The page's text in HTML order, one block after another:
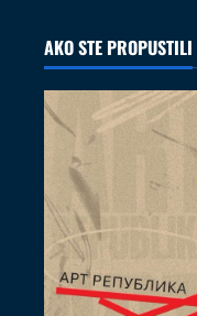
AKO STE PROPUSTILI